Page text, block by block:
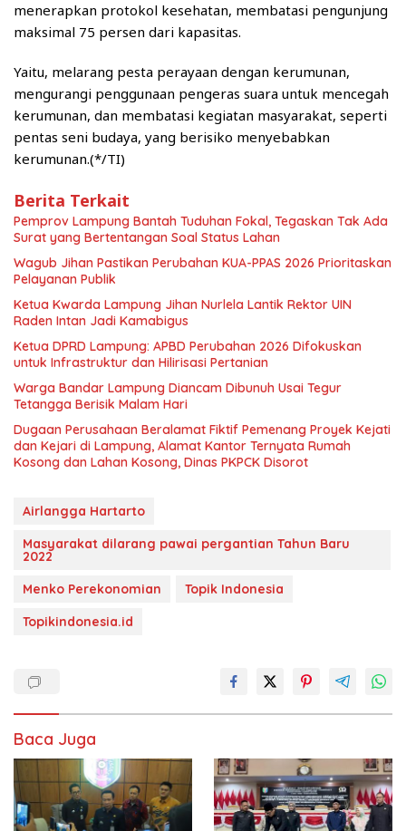
menerapkan protokol kesehatan, membatasi pengunjung
maksimal 75 persen dari kapasitas.
Yaitu, melarang pesta perayaan dengan kerumunan,
mengurangi penggunaan pengeras suara untuk mencegah
kerumunan, dan membatasi kegiatan masyarakat, seperti
pentas seni budaya, yang berisiko menyebabkan
kerumunan.(*/TI)
Berita Terkait
Pemprov Lampung Bantah Tuduhan Fokal, Tegaskan Tak Ada
Surat yang Bertentangan Soal Status Lahan
Wagub Jihan Pastikan Perubahan KUA-PPAS 2026 Prioritaskan
Pelayanan Publik
Ketua Kwarda Lampung Jihan Nurlela Lantik Rektor UIN
Raden Intan Jadi Kamabigus
Ketua DPRD Lampung: APBD Perubahan 2026 Difokuskan
untuk Infrastruktur dan Hilirisasi Pertanian
Warga Bandar Lampung Diancam Dibunuh Usai Tegur
Tetangga Berisik Malam Hari
Dugaan Perusahaan Beralamat Fiktif Pemenang Proyek Kejati
dan Kejari di Lampung, Alamat Kantor Ternyata Rumah
Kosong dan Lahan Kosong, Dinas PKPCK Disorot
Airlangga Hartarto
Masyarakat dilarang pawai pergantian Tahun Baru
2022
Menko Perekonomian
Topik Indonesia
Topikindonesia.id
Baca Juga